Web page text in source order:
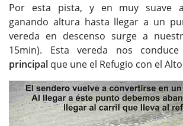
Por esta pista, y en muy suave
ganando altura hasta llegar a un
vereda en descenso surge a
15min). Esta vereda nos
principal que une el Refugio con el